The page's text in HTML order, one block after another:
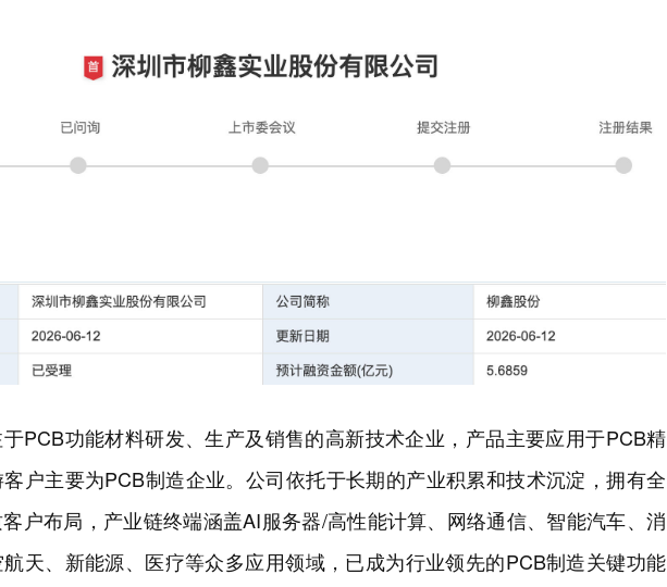
PCB功能材料研发、生产及销售的高新技术企业，产品主要应用于PCB精
户主要为PCB制造企业。公司依托于长期的产业积累和技术沉淀，拥有全
户布局，产业链终端涵盖AI服务器/高性能计算、网络通信、智能汽车、消
天、新能源、医疗等众多应用领域，已成为行业领先的PCB制造关键功能